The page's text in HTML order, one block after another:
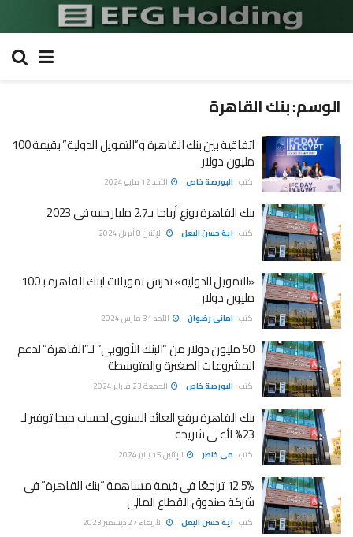
الوسم:بنك القاهرة
اتفاقية بين بنك القاهرة و”التمويل الدولية” بقيمة 100
مليون دولار
كتب : البورصة خاص الأحد 12 مايو 2024
بنك القاهرة يوزع أرباحا بـ2.7 مليار جنيه فى 2023
كتب : اية حسن البعل الإثنين 8 أبريل 2024
«التمويل الدولية» تدرس تمويلات لبنك القاهرة بـ100
مليون دولار
كتب : امانى رضوان الأحد 31 مارس 2024
50 مليون دولار من “البنك الأوروبى” لـ”القاهرة” لدعم
المشروعات الصغيرة والمتوسطة
كتب : البورصة خاص الجمعة 23 فبراير 2024
بنك القاهرة يرفع العائد السنوى لحساب ميجا توفير لـ
23% لأعلى شريحة
كتب : مى خاطر الإثنين 15 يناير 2024
12.5% تراجعًا فى قيمة مساهمة “بنك القاهرة” فى
شركة صندوق القطاع المالى
كتب : اية حسن البعل الأربعاء 27 ديسمبر 2023